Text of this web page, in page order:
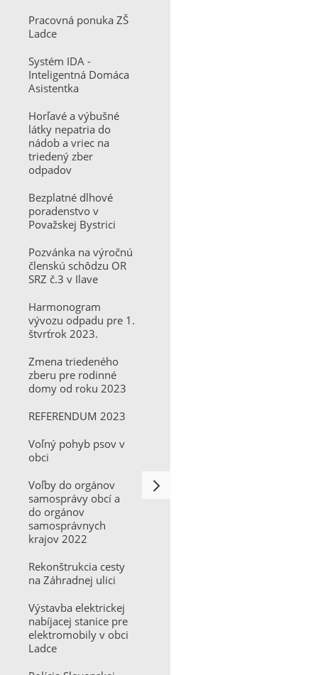
Pracovná ponuka ZŠ
Ladce
Systém IDA -
Inteligentná Domáca
Asistentka
Horľavé a výbušné
látky nepatria do
nádob a vriec na
triedený zber
odpadov
Bezplatné dlhové
poradenstvo v
Považskej Bystrici
Pozvánka na výročnú
členskú schôdzu OR
SRZ č.3 v Ilave
Harmonogram
vývozu odpadu pre 1.
štvrťrok 2023.
Zmena triedeného
zberu pre rodinné
domy od roku 2023
REFERENDUM 2023
Voľný pohyb psov v
obci
Voľby do orgánov
samosprávy obcí a
do orgánov
samosprávnych
krajov 2022
Rekonštrukcia cesty
na Záhradnej ulici
Výstavba elektrickej
nabíjacej stanice pre
elektromobily v obci
Ladce